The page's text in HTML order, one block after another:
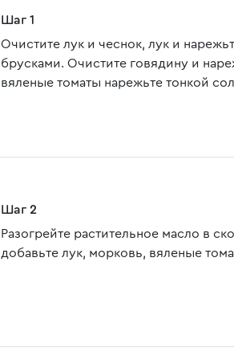
Шаг 1
Очистите лук и чеснок, лук и
брусками. Очистите говядину и
вяленые томаты нарежьте тонкой
Шаг 2
Разогрейте растительное масло в
добавьте лук, морковь, вяленые